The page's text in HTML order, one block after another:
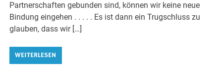
Partnerschaften gebunden sind, können wir keine neue
Bindung eingehen . . . . . Es ist dann ein Trugschluss zu
glauben, dass wir […]
WEITERLESEN